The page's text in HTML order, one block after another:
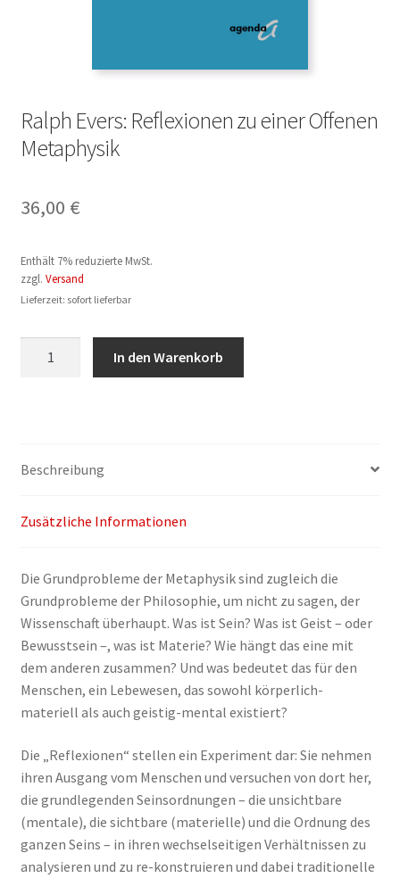
Ralph Evers: Reflexionen zu einer Offenen
Metaphysik
36,00 €
Enthält 7% reduzierte MwSt.
zzgl. Versand
Lieferzeit: sofort lieferbar
Metaphysik
In den Warenkorb
Beschreibung
Zusätzliche Informationen
Die Grundprobleme der Metaphysik sind zugleich die
Grundprobleme der Philosophie, um nicht zu sagen, der
Wissenschaft überhaupt. Was ist Sein? Was ist Geist – oder
Bewusstsein –, was ist Materie? Wie hängt das eine mit
dem anderen zusammen? Und was bedeutet das für den
Menschen, ein Lebewesen, das sowohl körperlich-
materiell als auch geistig-mental existiert?
Die „Reflexionen“ stellen ein Experiment dar: Sie nehmen
ihren Ausgang vom Menschen und versuchen von dort her,
die grundlegenden Seinsordnungen – die unsichtbare
(mentale), die sichtbare (materielle) und die Ordnung des
ganzen Seins – in ihren wechselseitigen Verhältnissen zu
analysieren und zu re-konstruieren und dabei traditionelle